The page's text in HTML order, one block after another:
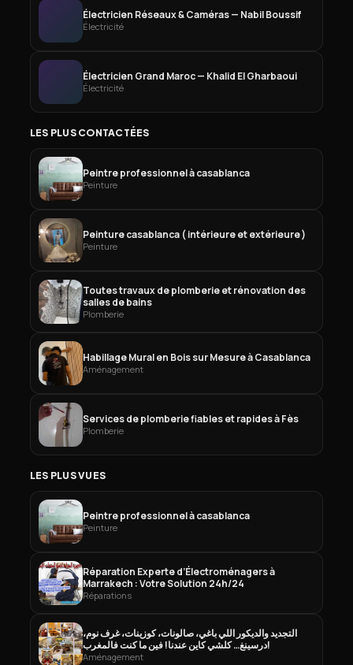
Électricien Réseaux & Caméras — Nabil Boussif
Électricité
Électricien Grand Maroc — Khalid El Gharbaoui
Électricité
LES PLUS CONTACTÉES
Peintre professionnel à casablanca
Peinture
Peinture casablanca ( intérieure et extérieure )
Peinture
Toutes travaux de plomberie et rénovation des
salles de bains
Plomberie
Habillage Mural en Bois sur Mesure à Casablanca
Aménagement
Services de plomberie fiables et rapides à Fès
Plomberie
LES PLUS VUES
Peintre professionnel à casablanca
Peinture
Réparation Experte d’Électroménagers à
Marrakech : Votre Solution 24h/24
Réparations
التجديد والديكور اللي باغي، صالونات، كوزينات، غرف نوم،
درسينغ… كلشي كاين عندنا! فين ما كنت فالمغرب!
Aménagement